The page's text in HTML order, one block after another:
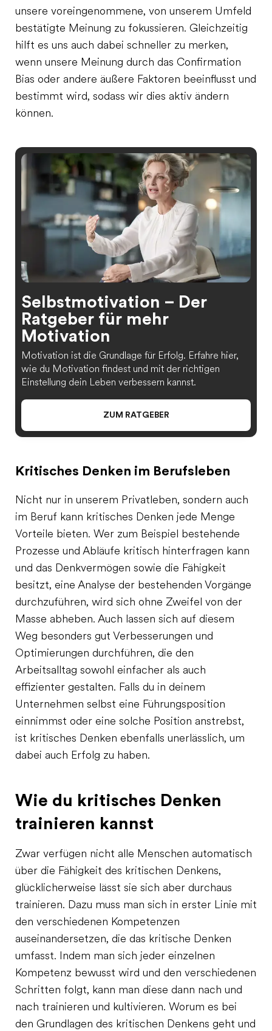
unsere voreingenommene, von unserem Umfeld
bestätigte Meinung zu fokussieren. Gleichzeitig
hilft es uns auch dabei schneller zu merken,
wenn unsere Meinung durch das Confirmation
Bias oder andere äußere Faktoren beeinflusst und
bestimmt wird, sodass wir dies aktiv ändern
können.
Selbstmotivation – Der
Ratgeber für mehr
Motivation
Motivation ist die Grundlage für Erfolg. Erfahre hier,
wie du Motivation findest und mit der richtigen
Einstellung dein Leben verbessern kannst.
ZUM RATGEBER
Kritisches Denken im Berufsleben
Nicht nur in unserem Privatleben, sondern auch
im Beruf kann kritisches Denken jede Menge
Vorteile bieten. Wer zum Beispiel bestehende
Prozesse und Abläufe kritisch hinterfragen kann
und das Denkvermögen sowie die Fähigkeit
besitzt, eine Analyse der bestehenden Vorgänge
durchzuführen, wird sich ohne Zweifel von der
Masse abheben. Auch lassen sich auf diesem
Weg besonders gut Verbesserungen und
Optimierungen durchführen, die den
Arbeitsalltag sowohl einfacher als auch
effizienter gestalten. Falls du in deinem
Unternehmen selbst eine Führungsposition
einnimmst oder eine solche Position anstrebst,
ist kritisches Denken ebenfalls unerlässlich, um
dabei auch Erfolg zu haben.
Wie du kritisches Denken
trainieren kannst
Zwar verfügen nicht alle Menschen automatisch
über die Fähigkeit des kritischen Denkens,
glücklicherweise lässt sie sich aber durchaus
trainieren. Dazu muss man sich in erster Linie mit
den verschiedenen Kompetenzen
auseinandersetzen, die das kritische Denken
umfasst. Indem man sich jeder einzelnen
Kompetenz bewusst wird und den verschiedenen
Schritten folgt, kann man diese dann nach und
nach trainieren und kultivieren. Worum es bei
den Grundlagen des kritischen Denkens geht und